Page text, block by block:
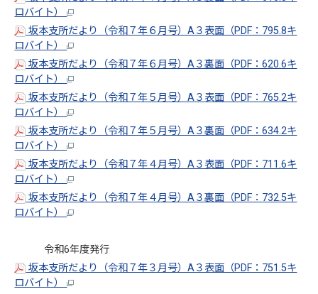
ロバイト）
坂本支所だより（令和７年６月号）A３表面（PDF：795.8キ
ロバイト）
坂本支所だより（令和７年６月号）A３裏面（PDF：620.6キ
ロバイト）
坂本支所だより（令和７年５月号）A３表面（PDF：765.2キ
ロバイト）
坂本支所だより（令和７年５月号）A３裏面（PDF：634.2キ
ロバイト）
坂本支所だより（令和７年４月号）A３表面（PDF：711.6キ
ロバイト）
坂本支所だより（令和７年４月号）A３裏面（PDF：732.5キ
ロバイト）
令和6年度発行
坂本支所だより（令和７年３月号）A３表面（PDF：751.5キ
ロバイト）